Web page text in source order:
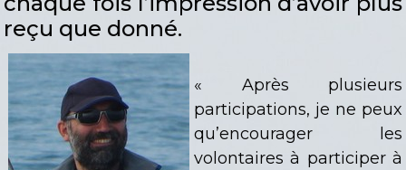
reçu que donné.
« Après plusieurs
participations, je ne peux
qu’encourager les
volontaires à participer à